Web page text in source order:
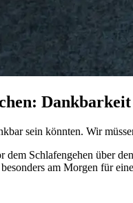
Dankbarkeit
sein könnten. Wir
dem Schlafengehen über
am Morgen für